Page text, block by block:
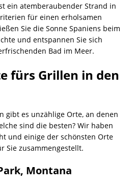
ein atemberaubender Strand in
für einen erholsamen
Sie die Sonne Spaniens beim
und entspannen Sie sich
Bad im Meer.
fürs Grillen in den
gibt es unzählige Orte, an denen
sind die besten? Wir haben
und einige der schönsten Orte
Sie zusammengestellt.
Montana